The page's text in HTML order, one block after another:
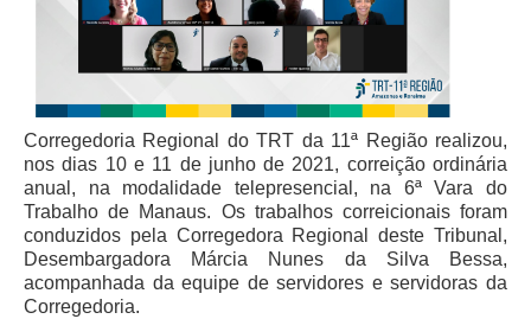
Juízes Substitutos
Diretores
Comitês
Comitê Gestor Regional do PJe
Comitê Gestor Regional do e-Gestão e de Tabelas
Processuais Unificadas
Comitê do Datajud
Comissão Regional de Pesquisa Judiciária e Ciência de
Dados
Corregedoria Regional do TRT da 11ª Região realizou,
nos dias 10 e 11 de junho de 2021, correição ordinária
anual, na modalidade telepresencial, na 6ª Vara do
Trabalho de Manaus. Os trabalhos correicionais foram
conduzidos pela Corregedora Regional deste Tribunal,
Desembargadora Márcia Nunes da Silva Bessa,
acompanhada da equipe de servidores e servidoras da
Corregedoria.